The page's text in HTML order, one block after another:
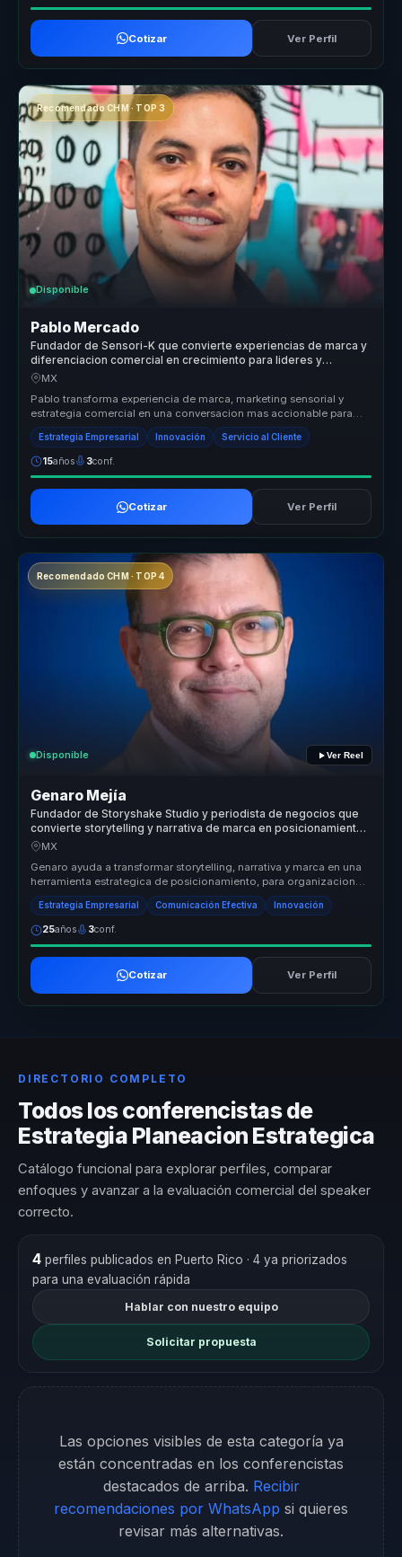
Cotizar Ver Perfil
Recomendado CHM · TOP 3
Disponible
Pablo Mercado
Fundador de Sensori-K que convierte experiencias de marca y
diferenciacion comercial en crecimiento para lideres y
empresas.
MX
Pablo transforma experiencia de marca, marketing sensorial y
estrategia comercial en una conversacion mas accionable para
empresas que qu...
Estrategia Empresarial Innovación Servicio al Cliente
15años 3conf.
Cotizar Ver Perfil
Recomendado CHM · TOP 4
Disponible Ver Reel
Genaro Mejía
Fundador de Storyshake Studio y periodista de negocios que
convierte storytelling y narrativa de marca en posicionamiento
para empresas y lideres.
MX
Genaro ayuda a transformar storytelling, narrativa y marca en una
herramienta estrategica de posicionamiento, para organizaciones
que nec...
Estrategia Empresarial Comunicación Efectiva Innovación
25años 3conf.
Cotizar Ver Perfil
DIRECTORIO COMPLETO
Todos los conferencistas de
Estrategia Planeacion Estrategica
Catálogo funcional para explorar perfiles, comparar
enfoques y avanzar a la evaluación comercial del speaker
correcto.
4perfiles publicados en Puerto Rico · 4 ya priorizados
para una evaluación rápida
Hablar con nuestro equipo
Solicitar propuesta
Las opciones visibles de esta categoría ya
están concentradas en los conferencistas
destacados de arriba. Recibir
recomendaciones por WhatsApp si quieres
revisar más alternativas.